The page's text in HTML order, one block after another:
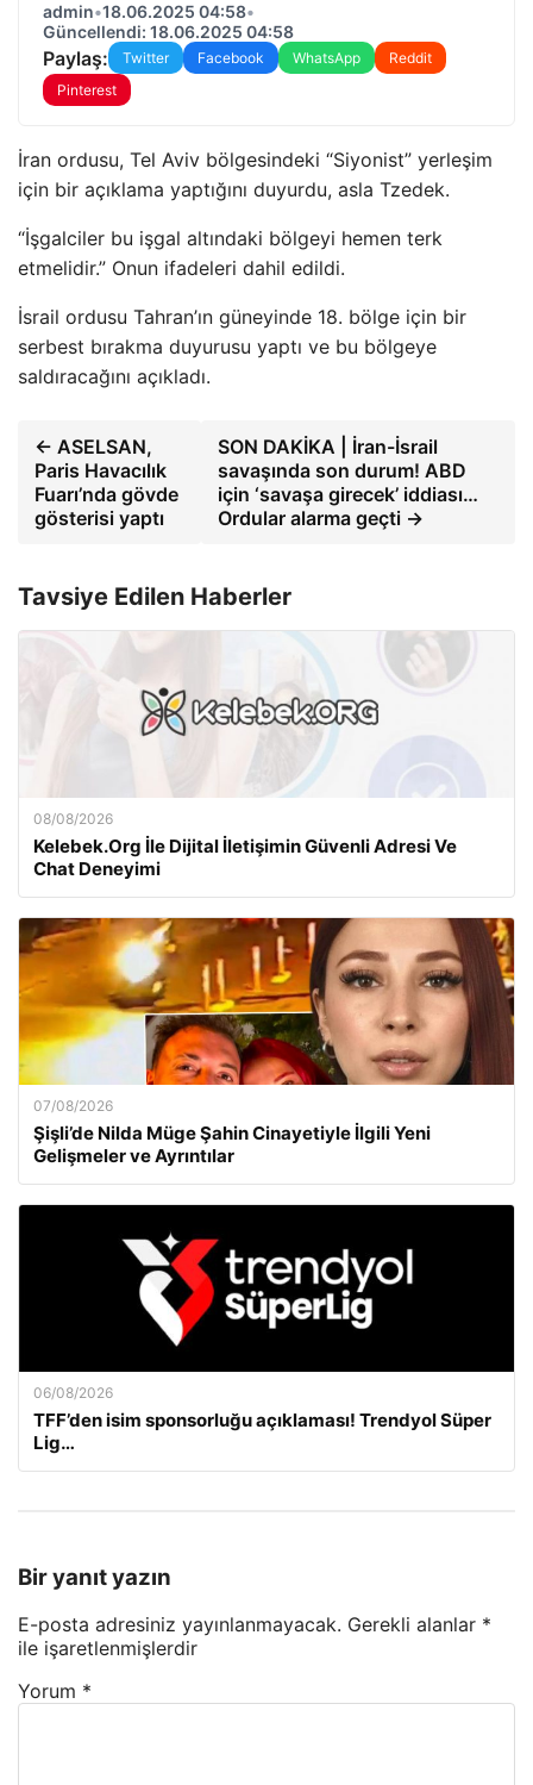
admin•18.06.2025 04:58•
Güncellendi: 18.06.2025 04:58
Paylaş: Twitter Facebook WhatsApp
Reddit
Pinterest
İran ordusu, Tel Aviv bölgesindeki “Siyonist” yerleşim
için bir açıklama yaptığını duyurdu, asla Tzedek.
“İşgalciler bu işgal altındaki bölgeyi hemen terk
etmelidir.” Onun ifadeleri dahil edildi.
İsrail ordusu Tahran’ın güneyinde 18. bölge için bir
serbest bırakma duyurusu yaptı ve bu bölgeye
saldıracağını açıkladı.
← ASELSAN,
Paris Havacılık
Fuarı’nda gövde
gösterisi yaptı
SON DAKİKA | İran-İsrail
savaşında son durum! ABD
için ‘savaşa girecek’ iddiası…
Ordular alarma geçti →
Tavsiye Edilen Haberler
08/08/2026
Kelebek.Org İle Dijital İletişimin Güvenli Adresi Ve
Chat Deneyimi
07/08/2026
Şişli’de Nilda Müge Şahin Cinayetiyle İlgili Yeni
Gelişmeler ve Ayrıntılar
06/08/2026
TFF’den isim sponsorluğu açıklaması! Trendyol Süper
Lig…
Bir yanıt yazın
E-posta adresiniz yayınlanmayacak. Gerekli alanlar *
ile işaretlenmişlerdir
Yorum *